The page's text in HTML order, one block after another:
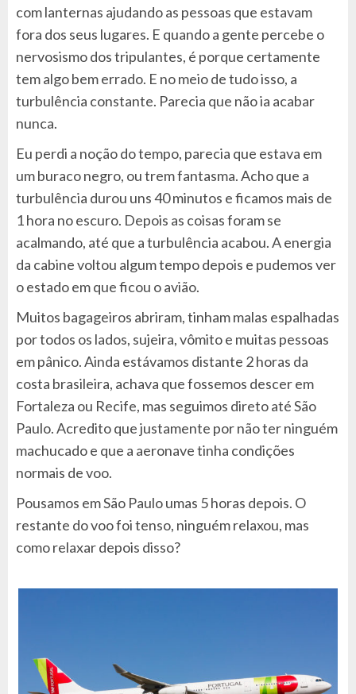
com lanternas ajudando as pessoas que estavam
fora dos seus lugares. E quando a gente percebe o
nervosismo dos tripulantes, é porque certamente
tem algo bem errado. E no meio de tudo isso, a
turbulência constante. Parecia que não ia acabar
nunca.
Eu perdi a noção do tempo, parecia que estava em
um buraco negro, ou trem fantasma. Acho que a
turbulência durou uns 40 minutos e ficamos mais de
1 hora no escuro. Depois as coisas foram se
acalmando, até que a turbulência acabou. A energia
da cabine voltou algum tempo depois e pudemos ver
o estado em que ficou o avião.
Muitos bagageiros abriram, tinham malas espalhadas
por todos os lados, sujeira, vômito e muitas pessoas
em pânico. Ainda estávamos distante 2 horas da
costa brasileira, achava que fossemos descer em
Fortaleza ou Recife, mas seguimos direto até São
Paulo. Acredito que justamente por não ter ninguém
machucado e que a aeronave tinha condições
normais de voo.
Pousamos em São Paulo umas 5 horas depois. O
restante do voo foi tenso, ninguém relaxou, mas
como relaxar depois disso?